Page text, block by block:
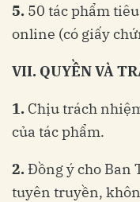
5. 50 tác phẩm
online (có giấy
VII. QUYỀNVÀ
1. Chịu trách
của tác phẩm.
2.Đồng ý cho Ban
tuyên truyền,